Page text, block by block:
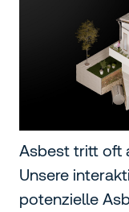
Asbest tritt oft
Unsere
potenzielle